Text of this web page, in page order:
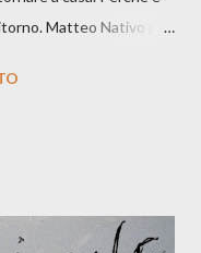
Matteo Nativo per
che con ottimi
questo concept